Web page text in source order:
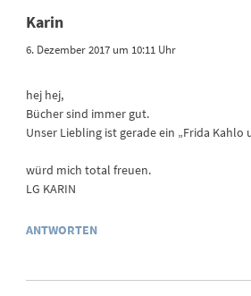
Karin
6. Dezember 2017 um 10:11 Uhr
hej hej,
Bücher sind immer gut.
Unser Liebling ist gerade ein „Frida Kahlo
würd mich total freuen.
LG KARIN
ANTWORTEN